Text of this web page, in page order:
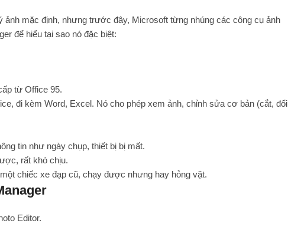
mặc định, nhưng trước đây, Microsoft từng nhúng các công cụ ảnh
để hiểu tại sao nó đặc biệt:
từ Office 95.
đi kèm Word, Excel. Nó cho phép xem ảnh, chỉnh sửa cơ bản (cắt, đổi
tin như ngày chụp, thiết bị bị mất.
rất khó chịu.
chiếc xe đạp cũ, chạy được nhưng hay hỏng vặt.
Editor.